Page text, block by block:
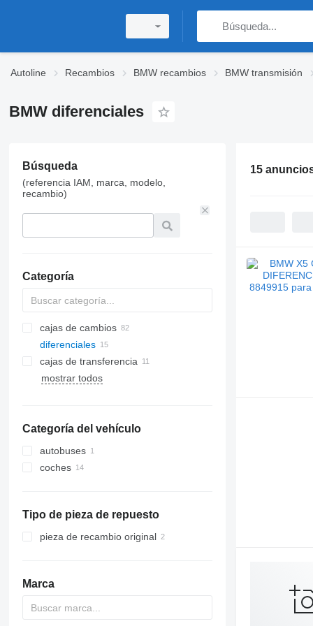
Autoline Recambios BMW recambios BMW transmisión
BMW diferenciales
Búsqueda
(referencia IAM, marca, modelo,
recambio)
Categoría
cajas de cambios
diferenciales
cajas de transferencia
mostrar todos
Categoría del vehículo
autobuses
coches
Tipo de pieza de repuesto
pieza de recambio original
Marca
15